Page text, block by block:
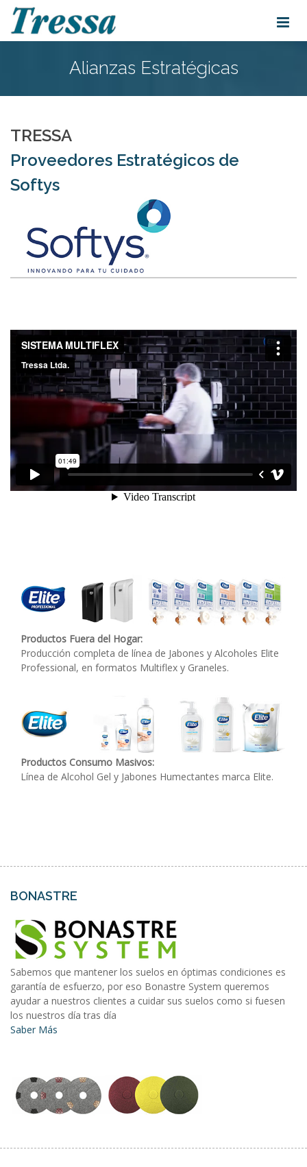
Alianzas Estratégicas
TRESSA
Proveedores Estratégicos de
Softys
Productos Fuera del Hogar:
Producción completa de línea de Jabones y Alcoholes Elite
Professional, en formatos Multiflex y Graneles.
Productos Consumo Masivos:
Línea de Alcohol Gel y Jabones Humectantes marca Elite.
BONASTRE
Sabemos que mantener los suelos en óptimas condiciones es
garantía de esfuerzo, por eso Bonastre System queremos
ayudar a nuestros clientes a cuidar sus suelos como si fuesen
los nuestros día tras día
Saber Más